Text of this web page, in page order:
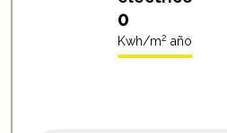
0
Kwh/m2 año